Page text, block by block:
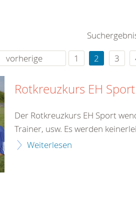
rund um die Uhr
vorherige
1 2 3
Rotkreuzkurs EH Sport
Der Rotkreuzkurs EH Sport
Trainer, usw. Es werden
Weiterlesen